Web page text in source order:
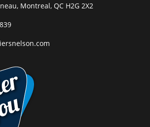
Montreal, QC H2G 2X2